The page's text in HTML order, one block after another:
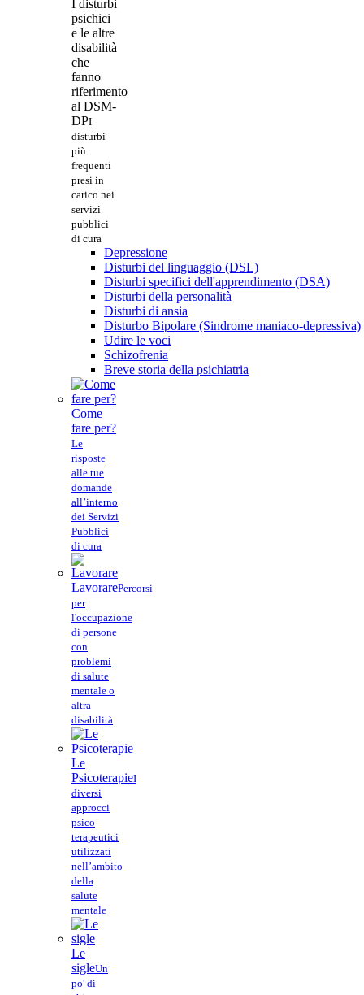
I disturbi
psichici
e le altre
disabilità
che
fanno
riferimento
al DSM-
DPI
disturbi
più
frequenti
presi in
carico nei
servizi
pubblici
di cura
Depressione
Disturbi del linguaggio (DSL)
Disturbi specifici dell'apprendimento (DSA)
Disturbi della personalità
Disturbi di ansia
Disturbo Bipolare (Sindrome maniaco-depressiva)
Udire le voci
Schizofrenia
Breve storia della psichiatria
Come
fare per?
Le
risposte
alle tue
domande
all’interno
dei Servizi
Pubblici
di cura
LavorarePercorsi
per
l'occupazione
di persone
con
problemi
di salute
mentale o
altra
disabilità
Le
PsicoterapieI
diversi
approcci
psico
terapeutici
utilizzati
nell’ambito
della
salute
mentale
Le
sigleUn
po' di